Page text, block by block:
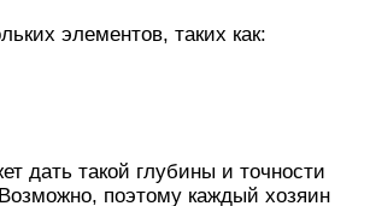
элементов, таких как:
дать такой глубины и точности
поэтому каждый хозяин